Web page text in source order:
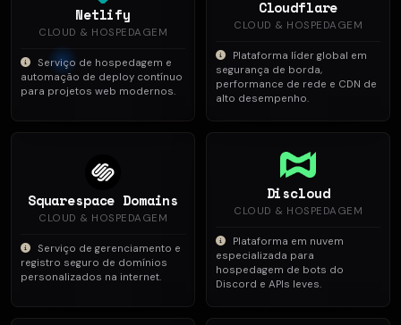
Netlify
CLOUD & HOSPEDAGEM
Serviço de hospedagem e
automação de deploy contínuo
para projetos web modernos.
Cloudflare
CLOUD & HOSPEDAGEM
Plataforma líder global em
segurança de borda,
performance de rede e CDN de
alto desempenho.
Squarespace Domains
CLOUD & HOSPEDAGEM
Serviço de gerenciamento e
registro seguro de domínios
personalizados na internet.
Discloud
CLOUD & HOSPEDAGEM
Plataforma em nuvem
especializada para
hospedagem de bots do
Discord e APIs leves.